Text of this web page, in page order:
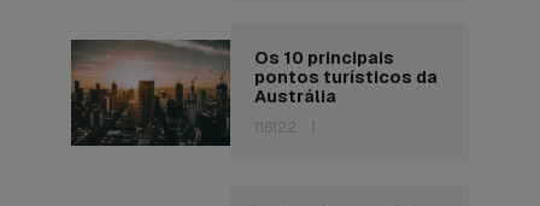
Os 10 principais
pontos turísticos da
Austrália
116122 1